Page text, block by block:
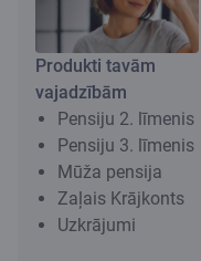
Produkti tavām
vajadzībām
Pensiju 2. līmenis
Pensiju 3. līmenis
Mūža pensija
Zaļais Krājkonts
Uzkrājumi